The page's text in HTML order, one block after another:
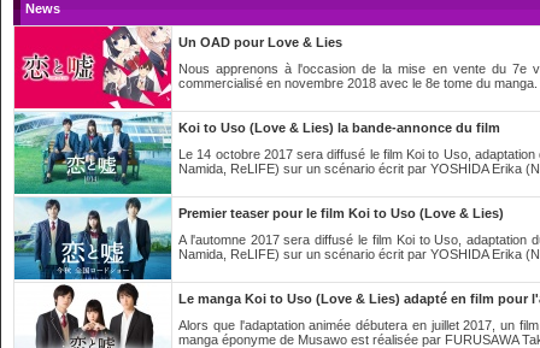
News
Un OAD pour Love & Lies
Nous apprenons à l'occasion de la mise en vente du
commercialisé en novembre 2018 avec le 8e tome du
Koi to Uso (Love & Lies) la bande-annonce du film
Le 14 octobre 2017 sera diffusé le film Koi to Uso,
Namida, ReLIFE) sur un scénario écrit par YOSHIDA Erika
Premier teaser pour le film Koi to Uso (Love & Lies)
A l'automne 2017 sera diffusé le film Koi to Uso, adaptation
Namida, ReLIFE) sur un scénario écrit par YOSHIDA Erika
Le manga Koi to Uso (Love & Lies) adapté en film pour
Alors que l'adaptation animée débutera en juillet 2017, un
manga éponyme de Musawo est réalisée par FURUSAWA